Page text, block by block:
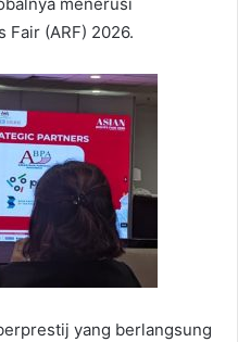
Fair (ARF) 2026.
yang berlangsung